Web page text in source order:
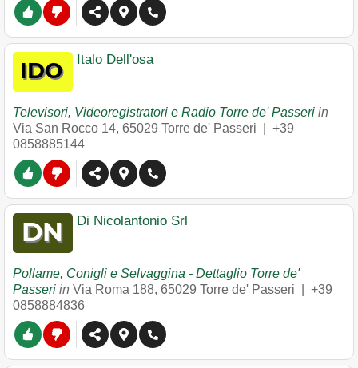
Italo Dell'osa
Televisori, Videoregistratori e Radio Torre de' Passeri in
Via San Rocco 14, 65029 Torre de' Passeri
+39
0858885144
Di Nicolantonio Srl
Pollame, Conigli e Selvaggina - Dettaglio Torre de'
Passeri in Via Roma 188, 65029 Torre de' Passeri
+39
0858884836